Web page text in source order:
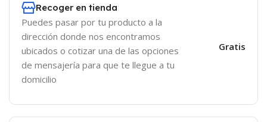
Recoger en tienda
Puedes pasar por tu producto a la
dirección donde nos encontramos
ubicados o cotizar una de las opciones
de mensajería para que te llegue a tu
domicilio
Gratis